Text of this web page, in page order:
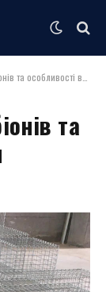
особливості встановки
та